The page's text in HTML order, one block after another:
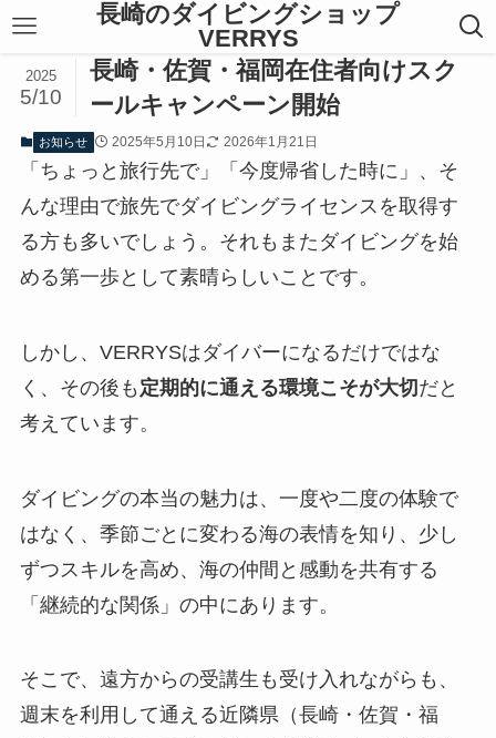
長崎のダイビングショップ
VERRYS
長崎・佐賀・福岡在住者向けスク
ールキャンペーン開始
2025
5/10
お知らせ 2025年5月10日 2026年1月21日
「ちょっと旅行先で」「今度帰省した時に」、そ
んな理由で旅先でダイビングライセンスを取得す
る方も多いでしょう。それもまたダイビングを始
める第一歩として素晴らしいことです。
しかし、VERRYSはダイバーになるだけではな
く、その後も 定期的に通える環境こそが大切だと
考えています。
ダイビングの本当の魅力は、一度や二度の体験で
はなく、季節ごとに変わる海の表情を知り、少し
ずつスキルを高め、海の仲間と感動を共有する
「継続的な関係」の中にあります。
そこで、遠方からの受講生も受け入れながらも、
週末を利用して通える近隣県（長崎・佐賀・福